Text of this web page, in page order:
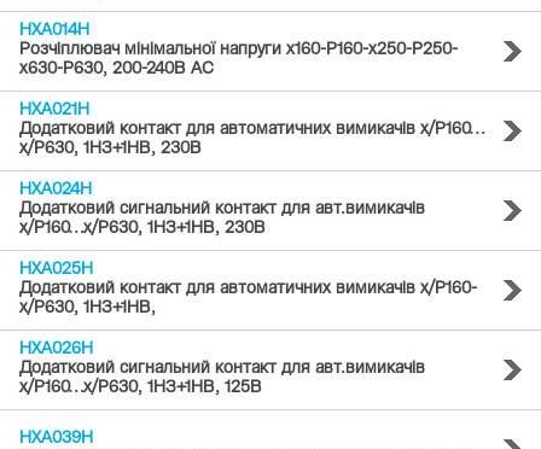
HXA014H
Розчіплювач мінімальної напруги x160-P160-x250-P250-
x630-P630, 200-240В AC
HXA021H
Додатковий контакт для автоматичних вимикачів x/P160…
x/P630, 1НЗ+1НВ, 230В
HXA024H
Додатковий сигнальний контакт для авт.вимикачів
x/P160…x/P630, 1НЗ+1НВ, 230В
HXA025H
Додатковий контакт для автоматичних вимикачів x/P160-
x/P630, 1НЗ+1НВ,
HXA026H
Додатковий сигнальний контакт для авт.вимикачів
x/P160…x/P630, 1НЗ+1НВ, 125В
HXA039H